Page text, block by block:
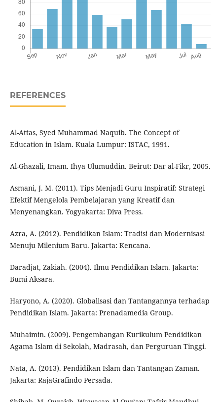
REFERENCES
Al-Attas, Syed Muhammad Naquib. The Concept of
Education in Islam. Kuala Lumpur: ISTAC, 1991.
Al-Ghazali, Imam. Ihya Ulumuddin. Beirut: Dar al-Fikr, 2005.
Asmani, J. M. (2011). Tips Menjadi Guru Inspiratif: Strategi
Efektif Mengelola Pembelajaran yang Kreatif dan
Menyenangkan. Yogyakarta: Diva Press.
Azra, A. (2012). Pendidikan Islam: Tradisi dan Modernisasi
Menuju Milenium Baru. Jakarta: Kencana.
Daradjat, Zakiah. (2004). Ilmu Pendidikan Islam. Jakarta:
Bumi Aksara.
Haryono, A. (2020). Globalisasi dan Tantangannya terhadap
Pendidikan Islam. Jakarta: Prenadamedia Group.
Muhaimin. (2009). Pengembangan Kurikulum Pendidikan
Agama Islam di Sekolah, Madrasah, dan Perguruan Tinggi.
Nata, A. (2013). Pendidikan Islam dan Tantangan Zaman.
Jakarta: RajaGrafindo Persada.